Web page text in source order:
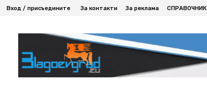
Вход / присъедините За контакти За реклама СПРАВОЧНИК